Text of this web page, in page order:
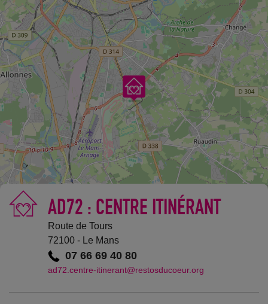
AD72 : CENTRE ITINÉRANT
Route de Tours
72100 - Le Mans
07 66 69 40 80
ad72.centre-itinerant@restosducoeur.org